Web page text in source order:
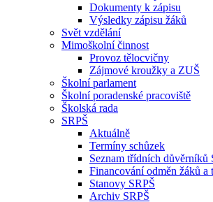
Dokumenty k zápisu
Výsledky zápisu žáků
Svět vzdělání
Mimoškolní činnost
Provoz tělocvičny
Zájmové kroužky a ZUŠ
Školní parlament
Školní poradenské pracoviště
Školská rada
SRPŠ
Aktuálně
Termíny schůzek
Seznam třídních důvěrníků
Financování odměn žáků
Stanovy SRPŠ
Archiv SRPŠ